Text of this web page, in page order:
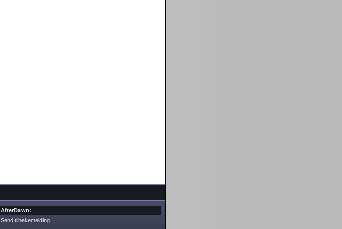
AfterDawn:
Send tilbakemelding